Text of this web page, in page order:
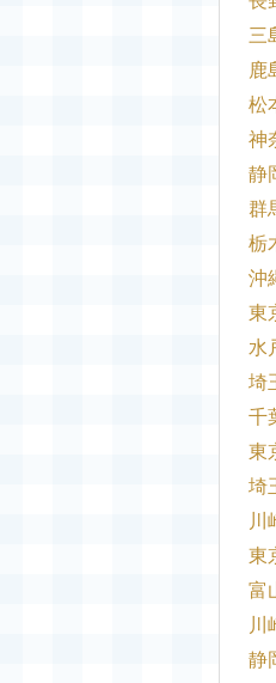
三
鹿
松
神
静
群
栃
沖
東
水
埼
千
東
埼
川
東
富
川
静